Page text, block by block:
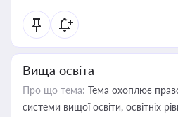
Вища освіта
Про що тема: Тема охоплює
системи вищої освіти, освітніх